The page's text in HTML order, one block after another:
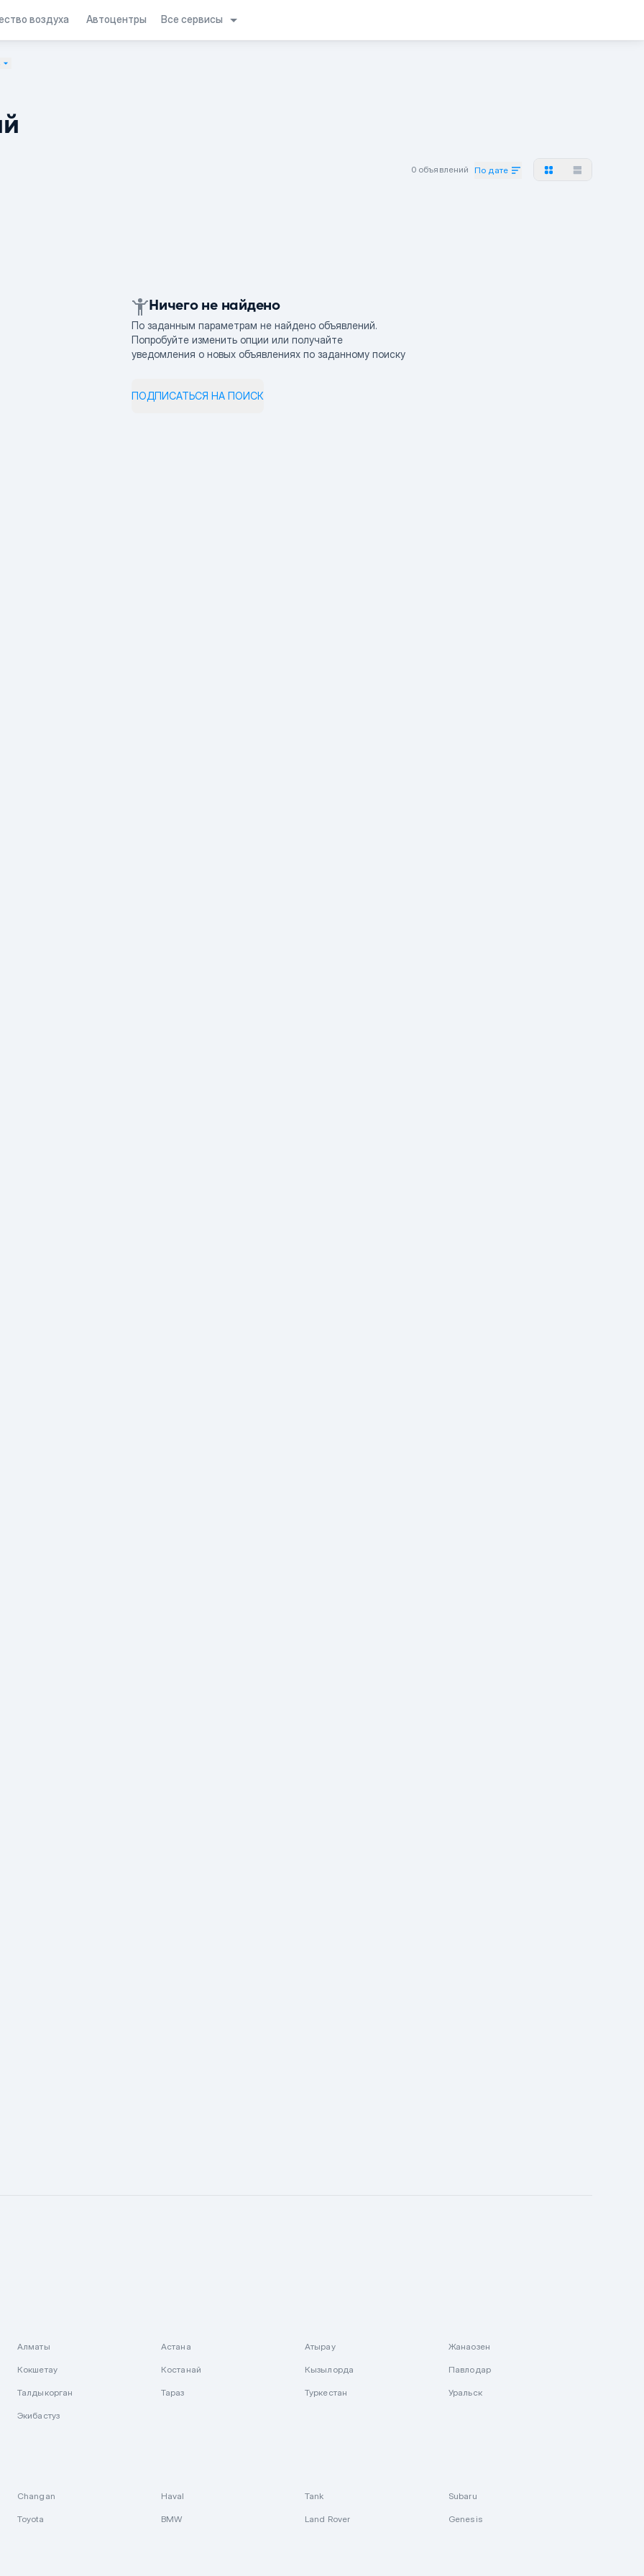
воздуха Автоцентры Все сервисы
0 объявлений По дате
Ничего не найдено
По заданным параметрам не найдено объявлений.
Попробуйте изменить опции или получайте
уведомления о новых объявлениях по заданному поиску
ПОДПИСАТЬСЯ НА ПОИСК
Алматы Астана Атырау Жанаозен
Кокшетау Костанай Кызылорда Павлодар
Талдыкорган Тараз Туркестан Уральск
Экибастуз
Changan Haval Tank Subaru
Toyota BMW Land Rover Genesis